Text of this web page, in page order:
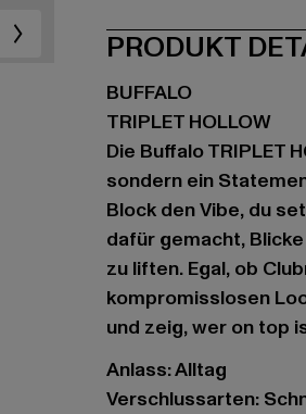
PRODUKT
BUFFALO
TRIPLET HOLLOW
Die Buffalo TRIPLET
sondern ein
Block den Vibe, du
dafür gemacht,
zu liften. Egal, ob
kompromisslosen
und zeig, wer on top
Anlass: Alltag
Verschlussarten: